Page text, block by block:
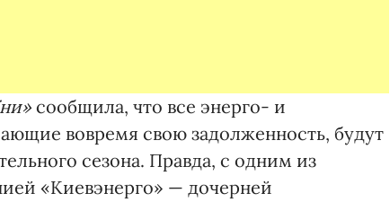
сообщила, что все энерго- и
вовремя свою задолженность, будут
сезона. Правда, с одним из
«Киевэнерго» — дочерней